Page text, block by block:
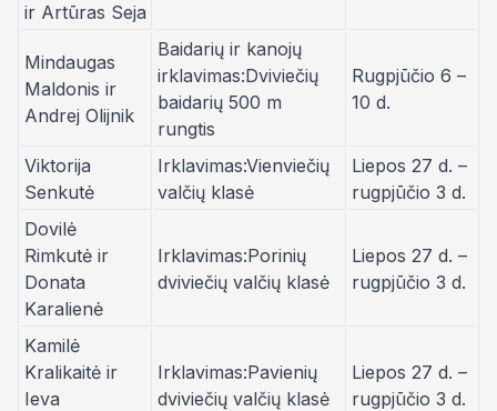
ir Artūras Seja
Mindaugas
Maldonis ir
Andrej Olijnik
Baidarių ir kanojų
irklavimas:Dviviečių
baidarių 500 m
rungtis
Rugpjūčio 6 –
10 d.
Viktorija
Senkutė
Irklavimas:Vienviečių
valčių klasė
Liepos 27 d. –
rugpjūčio 3 d.
Dovilė
Rimkutė ir
Donata
Karalienė
Irklavimas:Porinių
dviviečių valčių klasė
Liepos 27 d. –
rugpjūčio 3 d.
Kamilė
Kralikaitė ir
Ieva
Irklavimas:Pavienių
dviviečių valčių klasė
Liepos 27 d. –
rugpjūčio 3 d.